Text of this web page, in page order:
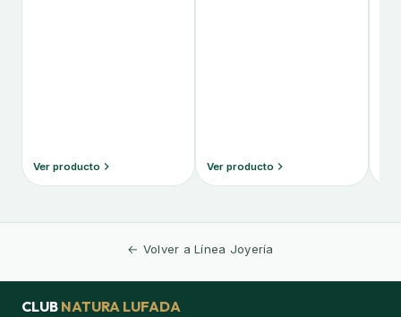
Ver producto Ver producto
← Volver a Línea Joyería
CLUB NATURA LUFADA